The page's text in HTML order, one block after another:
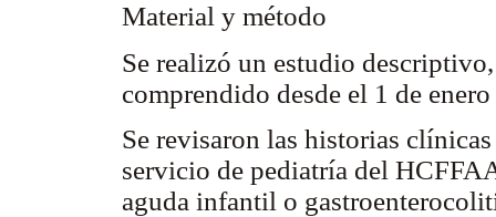
Material y método
Se realizó un estudio
comprendido desde el 1 de
Se revisaron las historias
servicio de pediatría del
aguda infantil o